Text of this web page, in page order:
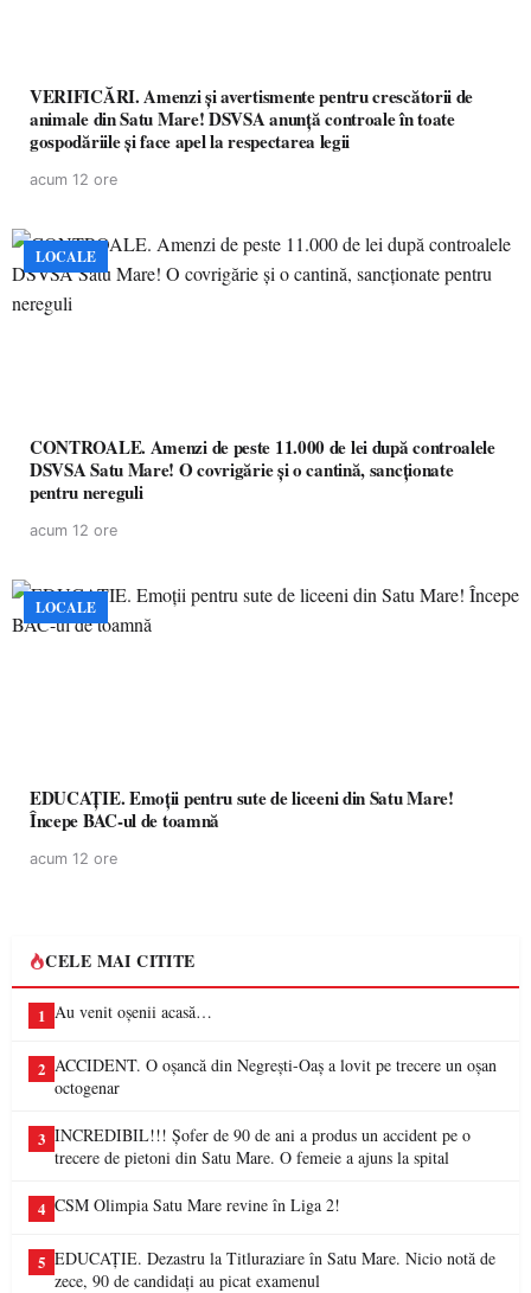
VERIFICĂRI. Amenzi și avertismente pentru crescătorii de
animale din Satu Mare! DSVSA anunță controale în toate
gospodăriile și face apel la respectarea legii
acum 12 ore
LOCALE
CONTROALE. Amenzi de peste 11.000 de lei după controalele
DSVSA Satu Mare! O covrigărie și o cantină, sancționate
pentru nereguli
acum 12 ore
LOCALE
EDUCAȚIE. Emoții pentru sute de liceeni din Satu Mare!
Începe BAC-ul de toamnă
acum 12 ore
CELE MAI CITITE
1 Au venit oșenii acasă…
2 ACCIDENT. O oșancă din Negrești-Oaș a lovit pe trecere un oșan
octogenar
3 INCREDIBIL!!! Șofer de 90 de ani a produs un accident pe o
trecere de pietoni din Satu Mare. O femeie a ajuns la spital
4 CSM Olimpia Satu Mare revine în Liga 2!
5 EDUCAȚIE. Dezastru la Titluraziare în Satu Mare. Nicio notă de
zece, 90 de candidați au picat examenul